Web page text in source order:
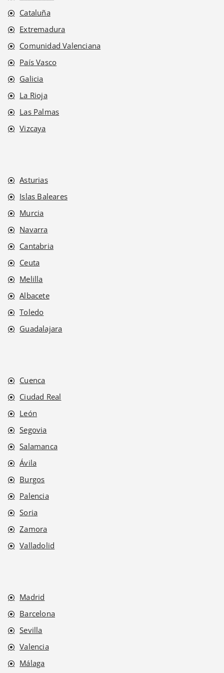
Cataluña
Extremadura
Comunidad Valenciana
País Vasco
Galicia
La Rioja
Las Palmas
Vizcaya
Asturias
Islas Baleares
Murcia
Navarra
Cantabria
Ceuta
Melilla
Albacete
Toledo
Guadalajara
Cuenca
Ciudad Real
León
Segovia
Salamanca
Ávila
Burgos
Palencia
Soria
Zamora
Valladolid
Madrid
Barcelona
Sevilla
Valencia
Málaga